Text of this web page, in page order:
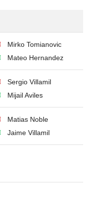
Mirko Tomianovic
Mateo Hernandez
Sergio Villamil
Mijail Aviles
Matias Noble
Jaime Villamil